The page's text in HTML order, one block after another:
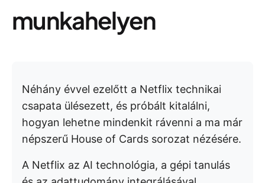
munkahelyen
Néhány évvel ezelőtt a Netflix technikai
csapata ülésezett, és próbált kitalálni,
hogyan lehetne mindenkit rávenni a ma már
népszerű House of Cards sorozat nézésére.
A Netflix az AI technológia, a gépi tanulás